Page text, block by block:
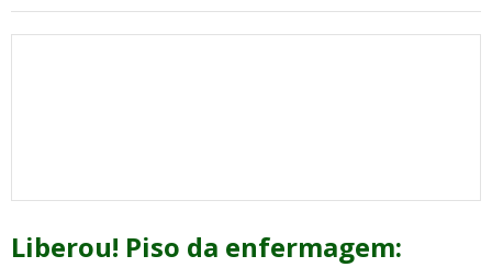
Liberou! Piso da enfermagem: